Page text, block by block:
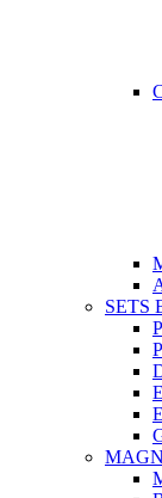
SETS